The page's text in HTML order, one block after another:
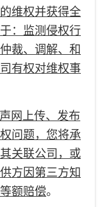
维权并获得全
：监测侵权行
裁、调解、和
有权对维权事
网上传、发布
问题，您将承
关联公司，或
方因第三方知
额赔偿。